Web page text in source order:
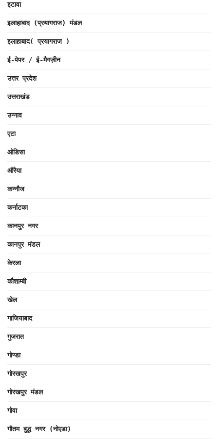
इटावा
इलाहाबाद (प्रयागराज) मंडल
इलाहाबाद( प्रयागराज )
ई-पेपर / ई-मैगज़ीन
उत्तर प्रदेश
उत्तराखंड
उन्नाव
एटा
ओडिसा
औरैया
कन्नौज
कर्नाटका
कानपुर नगर
कानपुर मंडल
केरला
कौशाम्बी
खेल
गाजियाबाद
गुजरात
गोण्डा
गोरखपुर
गोरखपुर मंडल
गोवा
गौतम बुद्ध नगर (नोएडा)